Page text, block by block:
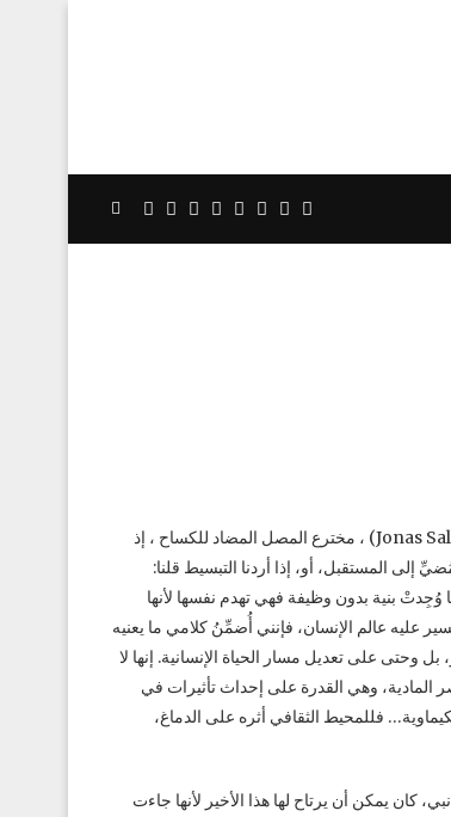
إنّ الحوافز التي يتَحَدّثَ عنها بن نبي هي نفسها “الوظائف” التي اكتشفها جوناس سالك (Jonas Salk) ، مخترع المصل المضاد للكساح ، إذ
إلى المستقبل، أو، إذا أردنا التبسيط قلنا:
بنية بدون وظيفة فهي تهدم نفسها لأنها
عليه عالم الإنسان، فإنني أُضمِّنُ كلامي ما يعنيه
وحتى على تعديل مسار الحياة الإنسانية. إنها لا
المادية، وهي القدرة على إحداث تأثيرات في
فللمحيط الثقافي أثره على الدماغ،
كان يمكن أن يرتاح لها هذا الأخير لأنها جاءت